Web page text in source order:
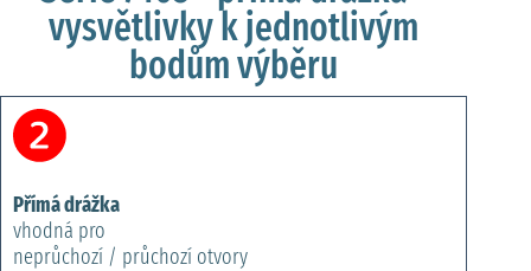
vysvětlivky k jednotlivým
bodům výběru
Přímá drážka
vhodná pro
neprůchozí / průchozí otvory